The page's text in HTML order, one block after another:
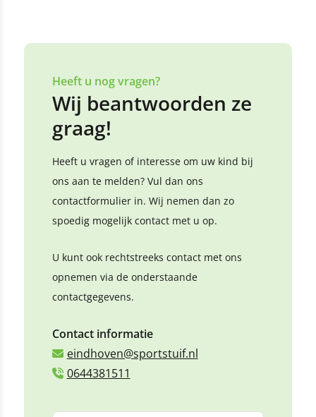
Heeft u nog vragen?
Wij beantwoorden ze
graag!
Heeft u vragen of interesse om uw kind bij
ons aan te melden? Vul dan ons
contactformulier in. Wij nemen dan zo
spoedig mogelijk contact met u op.
U kunt ook rechtstreeks contact met ons
opnemen via de onderstaande
contactgegevens.
Contact informatie
eindhoven@sportstuif.nl
0644381511